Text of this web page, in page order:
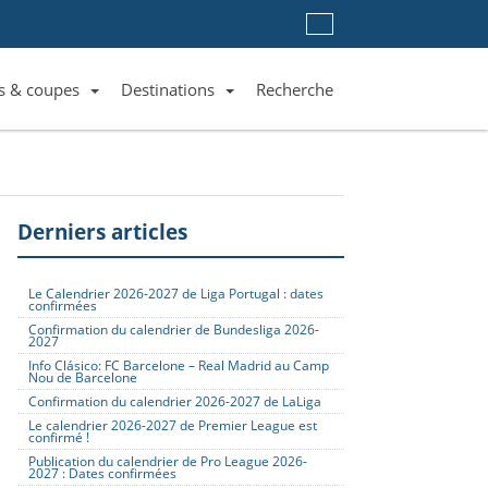
& coupes Destinations Recherche
Derniers articles
Le Calendrier 2026-2027 de Liga Portugal : dates
confirmées
Confirmation du calendrier de Bundesliga 2026-
2027
Info Clásico: FC Barcelone – Real Madrid au Camp
Nou de Barcelone
Confirmation du calendrier 2026-2027 de LaLiga
Le calendrier 2026-2027 de Premier League est
confirmé !
Publication du calendrier de Pro League 2026-
2027 : Dates confirmées